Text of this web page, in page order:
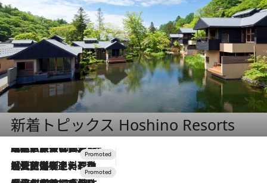
新着トピックス Hoshino Resorts
2026.7.31
【ホテル帰省】という選択肢をOMOが提案。家族とほどよい距離を保つには「昼は実家、夜は気兼ねなくホテルで！」
2026.7.24
【夏限定ディナーコース】旬を迎える稚鮎や花ズッキーニなどをイタリア・トスカーナの郷土料理の手法で満喫！